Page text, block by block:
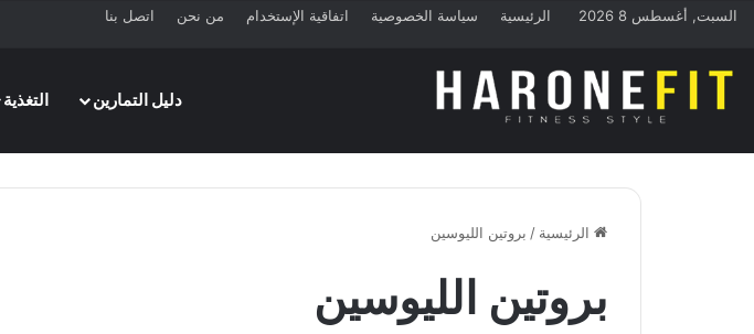
السبت, أغسطس 8 2026 الرئيسية سياسة الخصوصية اتفاقية الإستخدام من نحن اتصل بنا
دليل التمارين
التغذية
الرئيسية / بروتين الليوسين
بروتين الليوسين